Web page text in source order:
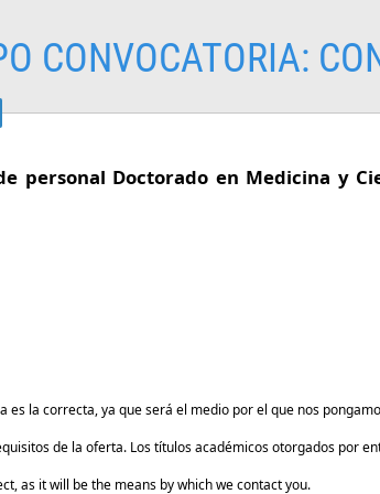
CONVOCATORIA:
personal Doctorado en Medicina y
es la correcta, ya que será el medio por el que nos
de la oferta. Los títulos académicos otorgados por
as it will be the means by which we contact you.